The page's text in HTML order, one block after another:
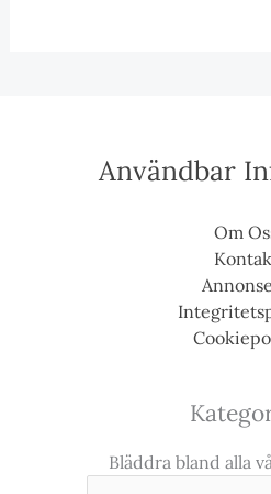
Användbar
Om
Bläddra bland alla